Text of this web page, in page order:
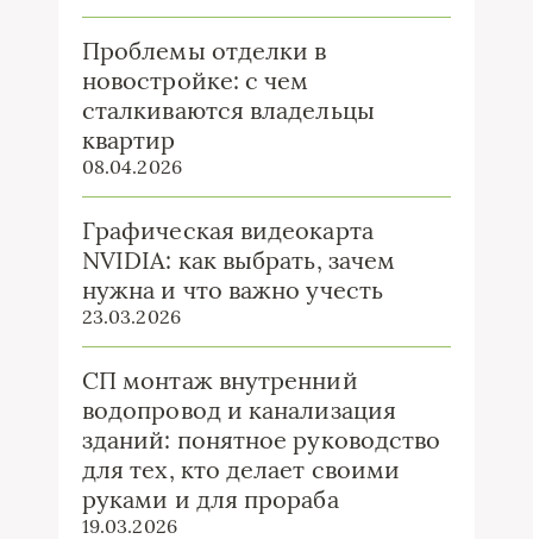
Проблемы отделки в
новостройке: с чем
сталкиваются владельцы
квартир
08.04.2026
Графическая видеокарта
NVIDIA: как выбрать, зачем
нужна и что важно учесть
23.03.2026
СП монтаж внутренний
водопровод и канализация
зданий: понятное руководство
для тех, кто делает своими
руками и для прораба
19.03.2026